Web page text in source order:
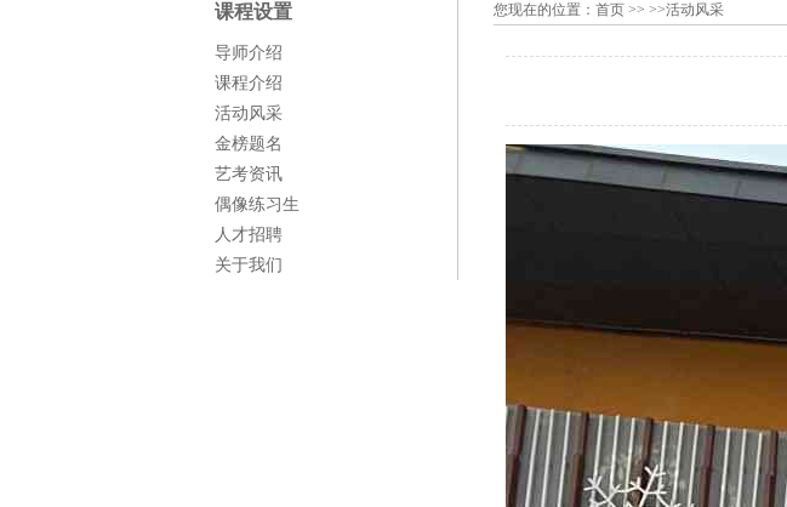
课程设置
导师介绍
课程介绍
活动风采
金榜题名
艺考资讯
偶像练习生
人才招聘
关于我们
您现在的位置： 首页 >> >>活动风采